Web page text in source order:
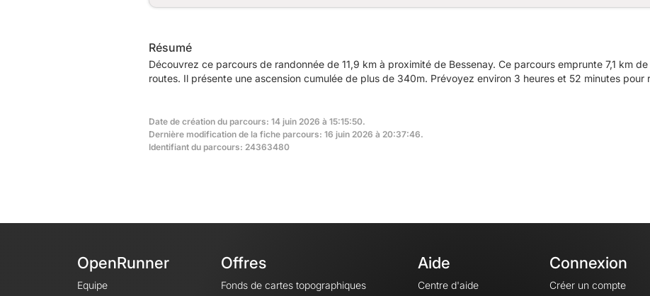
Résumé
Découvrez ce parcours de randonnée de 11,9 km à proximité de Bessenay. Ce parcours emprunte 7,1 km
routes. Il présente une ascension cumulée de plus de 340m. Prévoyez environ 3 heures et 52 minutes pour
Date de création du parcours: 14 juin 2026 à 15:15:50.
Dernière modification de la fiche parcours: 16 juin 2026 à 20:37:46.
Identifiant du parcours: 24363480
OpenRunner
Equipe
Offres
Fonds de cartes topographiques
Aide
Centre d'aide
Connexion
Créer un compte